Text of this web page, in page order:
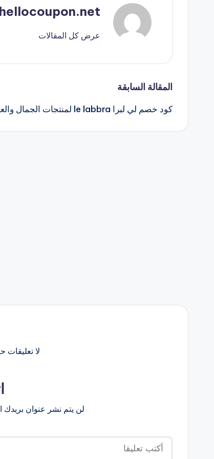
hellocoupon.net
عرض كل المقالات
تصفّح
المقالات
المقالة السابقة
كود خصم لي لبرا le labbra لمنتجات الجمال والعناية
لا تعليقات
لن يتم نشر عنوان بريدك